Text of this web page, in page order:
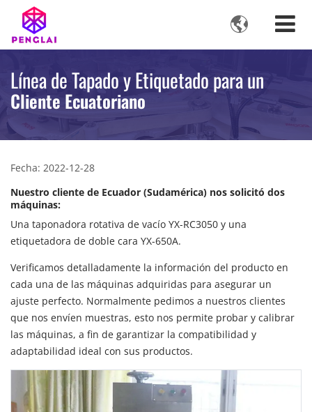

Línea de Tapado y Etiquetado para un
Cliente Ecuatoriano
Fecha: 2022-12-28
Nuestro cliente de Ecuador (Sudamérica) nos solicitó dos
máquinas:
Una taponadora rotativa de vacío YX-RC3050 y una
etiquetadora de doble cara YX-650A.
Verificamos detalladamente la información del producto en
cada una de las máquinas adquiridas para asegurar un
ajuste perfecto. Normalmente pedimos a nuestros clientes
que nos envíen muestras, esto nos permite probar y calibrar
las máquinas, a fin de garantizar la compatibilidad y
adaptabilidad ideal con sus productos.